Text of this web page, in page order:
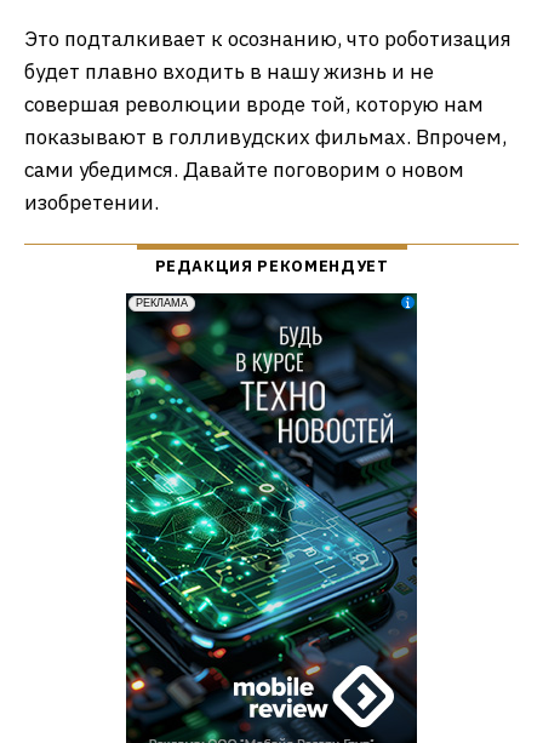
Это подталкивает к осознанию, что роботизация
будет плавно входить в нашу жизнь и не
совершая революции вроде той, которую нам
показывают в голливудских фильмах. Впрочем,
сами убедимся. Давайте поговорим о новом
изобретении.